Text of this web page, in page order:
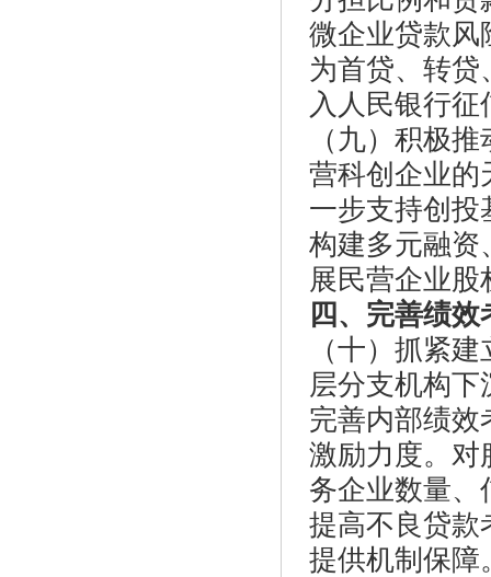
微企业贷款风
为首贷、转
入人民银行征
（九）积极
营科创企业的
一步支持创投
构建多元融资
展民营企业
四、完善绩
（十）抓紧
层分支机构
完善内部绩效
激励力度。对
务企业数量、
提高不良贷款
提供机制保障